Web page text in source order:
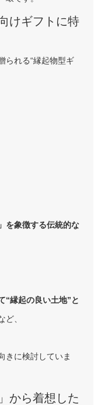
けギフトに特
られる“縁起物型ギ
を象徴する伝統的な
“縁起の良い土地”と
ど、
きに検討していま
から着想した